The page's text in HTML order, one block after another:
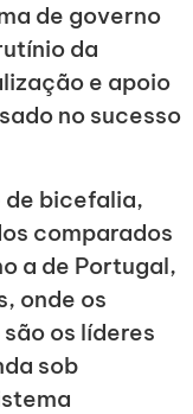
de governo
da
e apoio
no sucesso
de bicefalia,
comparados
a de Portugal,
onde os
os líderes
sob